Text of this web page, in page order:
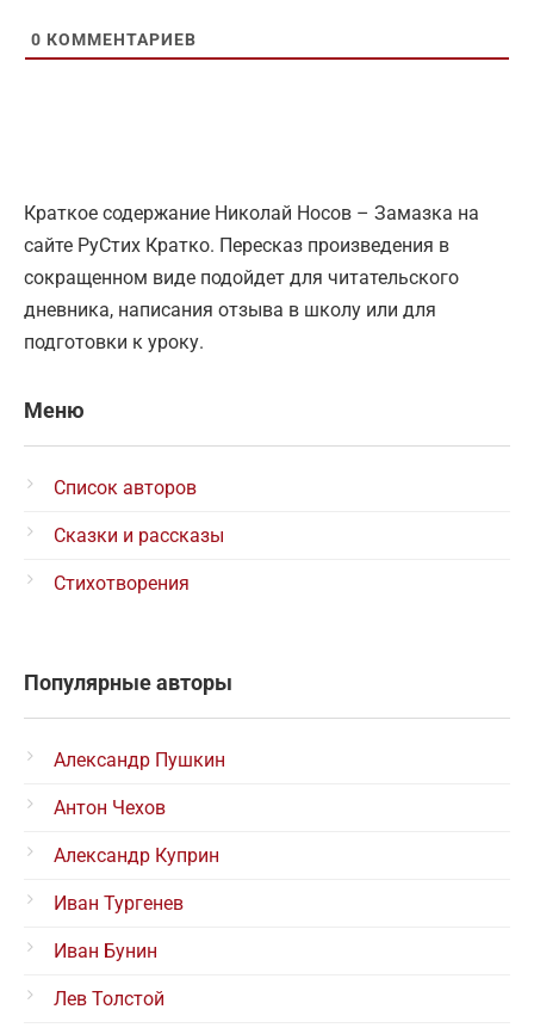
0 КОММЕНТАРИЕВ
Краткое содержание Николай Носов – Замазка на
сайте РуСтих Кратко. Пересказ произведения в
сокращенном виде подойдет для читательского
дневника, написания отзыва в школу или для
подготовки к уроку.
Меню
Список авторов
Сказки и рассказы
Стихотворения
Популярные авторы
Александр Пушкин
Антон Чехов
Александр Куприн
Иван Тургенев
Иван Бунин
Лев Толстой